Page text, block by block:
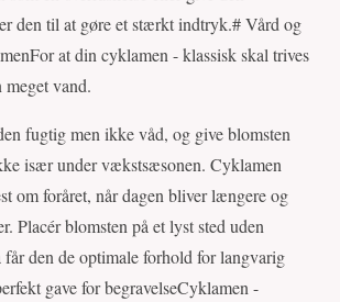
den til at gøre et stærkt indtryk.# Vård og
at din cyklamen - klassisk skal trives
meget vand.
fugtig men ikke våd, og give blomsten
især under vækstsæsonen. Cyklamen
om foråret, når dagen bliver længere og
Placér blomsten på et lyst sted uden
får den de optimale forhold for langvarig
gave for begravelseCyklamen -